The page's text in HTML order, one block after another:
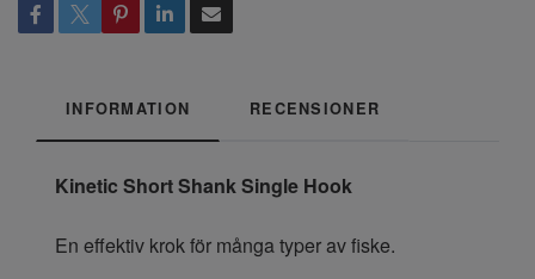
INFORMATION RECENSIONER
Kinetic Short Shank Single Hook
En effektiv krok för många typer av fiske.